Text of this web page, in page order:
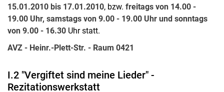
15.01.2010 bis 17.01.2010, bzw. freitags von 14.00 -
19.00 Uhr, samstags von 9.00 - 19.00 Uhr und sonntags
von 9.00 - 16.30 Uhr statt.
AVZ - Heinr.-Plett-Str. - Raum 0421
I.2 "Vergiftet sind meine Lieder" -
Rezitationswerkstatt